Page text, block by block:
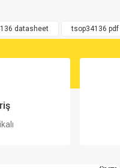
datasheet tsop34136 pdf